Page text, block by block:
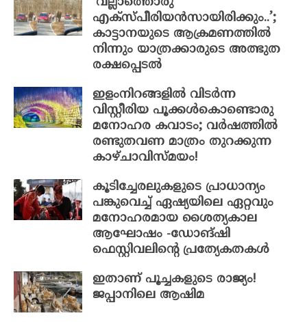
എക്സ്പീരിയൻസായിരിക്കും..’;
കാട്ടാനയുടെ ആക്രമണത്തിൽ
നിന്നും യാത്രക്കാരുടെ അത്ഭുത
രക്ഷപ്പെടൽ
ഇളംനിറങ്ങളിൽ വിടർന്ന
വിസ്റ്റീരിയ പൂക്കൾകൊണ്ടൊരു
മനോഹര കവാടം; വർഷത്തിൽ
രണ്ടുതവണ മാത്രം തുറക്കുന്ന
കാഴ്ചാവിസ്മയം!
കൂടിച്ചേരലുകളുടെ പ്രാധാന്യം
പങ്കുവെച്ച് ഏഷ്യയിലെ ഏറ്റവും
മനോഹരമായ ശൈത്യകാല
ആഘോഷം -ഡോങ്‌ഷി
ഫെസ്റ്റിവലിന്റെ പ്രത്യേകതകൾ
ഇതാണ് പൂച്ചകളുടെ രാജ്യം!
ജപ്പാനിലെ ആഷിമ